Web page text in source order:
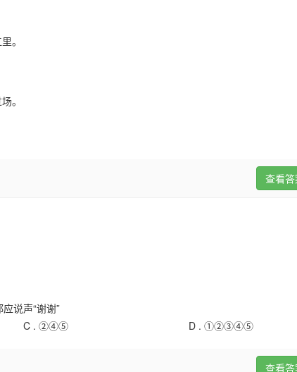
。
。
查看
说声“谢谢”
C . ②④⑤ D . ①②③④⑤
查看